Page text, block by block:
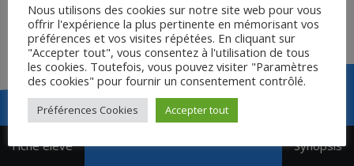
Cliquer ici pour télécharger la fiche élève – document
national CNC
Navigation
Fiche élève Synopsis
Nous utilisons des cookies sur notre site web pour vous
offrir l'expérience la plus pertinente en mémorisant vos
préférences et vos visites répétées. En cliquant sur
"Accepter tout", vous consentez à l'utilisation de tous
les cookies. Toutefois, vous pouvez visiter "Paramètres
des cookies" pour fournir un consentement contrôlé.
Préférences Cookies Accepter tout